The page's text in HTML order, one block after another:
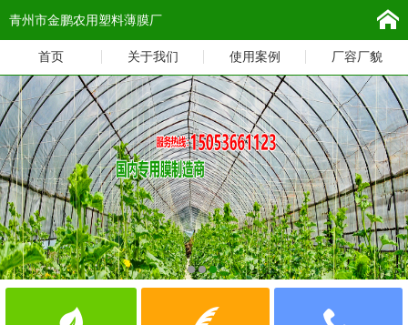
青州市金鹏农用塑料薄膜厂
首页 关于我们 使用案例 厂容厂貌